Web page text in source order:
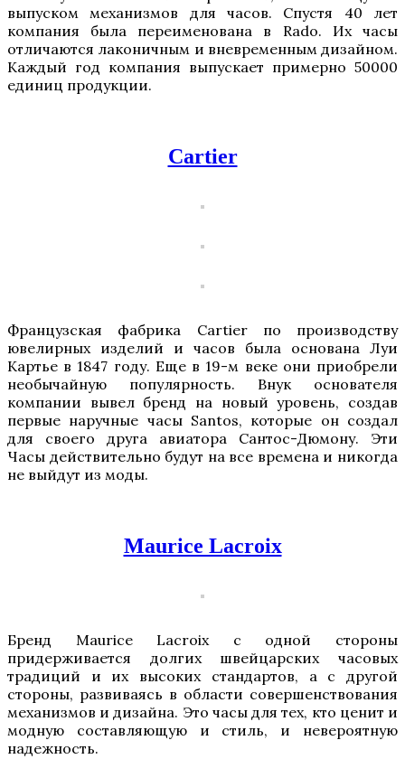
выпуском механизмов для часов. Спустя 40 лет
компания была переименована в Rado. Их часы
отличаются лаконичным и вневременным дизайном.
Каждый год компания выпускает примерно 50000
единиц продукции.
Cartier
Французская фабрика Cartier по производству
ювелирных изделий и часов была основана Луи
Картье в 1847 году. Еще в 19-м веке они приобрели
необычайную популярность. Внук основателя
компании вывел бренд на новый уровень, создав
первые наручные часы Santos, которые он создал
для своего друга авиатора Сантос-Дюмону. Эти
Часы действительно будут на все времена и никогда
не выйдут из моды.
Maurice Lacroix
Бренд Maurice Lacroix с одной стороны
придерживается долгих швейцарских часовых
традиций и их высоких стандартов, а с другой
стороны, развиваясь в области совершенствования
механизмов и дизайна. Это часы для тех, кто ценит и
модную составляющую и стиль, и невероятную
надежность.